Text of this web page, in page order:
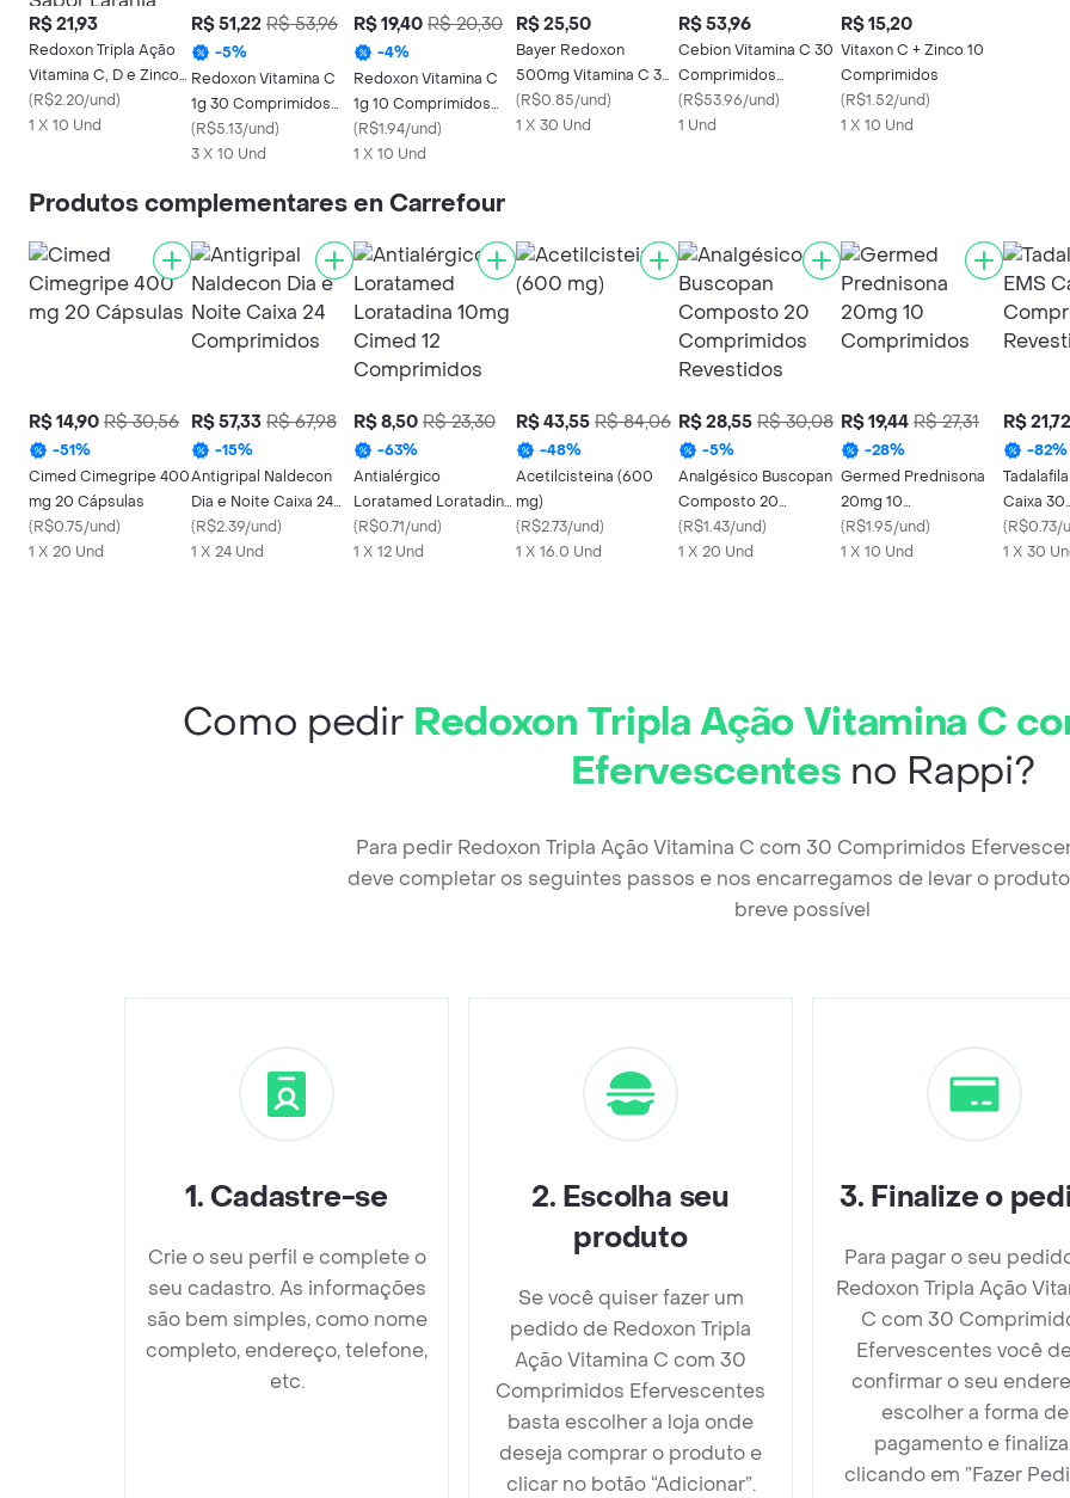
R$ 21,93
Redoxon Tripla Ação
Vitamina C, D e Zinco
10 Comprimidos
Efervescentes Sabor
(R$2.20/und)
1 X 10 Und
R$ 51,22 R$ 53,96
-5%
Redoxon Vitamina C
1g 30 Comprimidos
Efervescentes Sabor
Laranja
(R$5.13/und)
3 X 10 Und
R$ 19,40 R$ 20,30
-4%
Redoxon Vitamina C
1g 10 Comprimidos
Efervescentes Sabor
Laranja
(R$1.94/und)
1 X 10 Und
R$ 25,50
Bayer Redoxon
500mg Vitamina C 30
Comprimidos
(R$0.85/und)
1 X 30 Und
R$ 53,96
Cebion Vitamina C 30
Comprimidos
Efervescentes
(R$53.96/und)
1 Und
R$ 15,20
Vitaxon C + Zinco 10
Comprimidos
(R$1.52/und)
1 X 10 Und
Produtos complementares en Carrefour
R$ 14,90 R$ 30,56
-51%
Cimed Cimegripe 400
mg 20 Cápsulas
(R$0.75/und)
1 X 20 Und
R$ 57,33 R$ 67,98
-15%
Antigripal Naldecon
Dia e Noite Caixa 24
Comprimidos
(R$2.39/und)
1 X 24 Und
R$ 8,50 R$ 23,30
-63%
Antialérgico
Loratamed Loratadina
10mg Cimed 12
Comprimidos
(R$0.71/und)
1 X 12 Und
R$ 43,55 R$ 84,06
-48%
Acetilcisteina (600
mg)
(R$2.73/und)
1 X 16.0 Und
R$ 28,55 R$ 30,08
-5%
Analgésico Buscopan
Composto 20
Comprimidos
Revestidos
(R$1.43/und)
1 X 20 Und
R$ 19,44 R$ 27,31
-28%
Germed Prednisona
20mg 10
Comprimidos
(R$1.95/und)
1 X 10 Und
R$ 21,72
-82%
Caixa 30
(R$0.73/
1 X 30
Como pedir Redoxon Tripla Ação Vitamina C
Efervescentes no Rappi?
Para pedir Redoxon Tripla Ação Vitamina C com 30 Comprimidos
deve completar os seguintes passos e nos encarregamos de levar o
breve possível
1. Cadastre-se
Crie o seu perfil e complete o
seu cadastro. As informações
são bem simples, como nome
completo, endereço, telefone,
etc.
2. Escolha seu
produto
Se você quiser fazer um
pedido de Redoxon Tripla
Ação Vitamina C com 30
Comprimidos Efervescentes
basta escolher a loja onde
deseja comprar o produto e
clicar no botão “Adicionar”.
3. Finalize o
Para pagar o seu
Redoxon Tripla Ação
C com 30
Efervescentes você
confirmar o seu
escolher a forma de
pagamento e
clicando em ”Fazer